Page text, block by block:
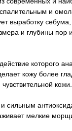
и
выработку
и глубины пор
которого
кожу более
кожи.
сильным
мелкие